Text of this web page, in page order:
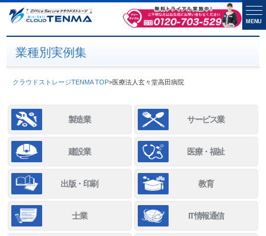
業種別実例集
クラウドストレージTENMA TOP>医療法人玄々堂高田病院
製造業 サービス業
建設業 医療・福祉
出版・印刷 教育
士業 IT情報通信
MENU